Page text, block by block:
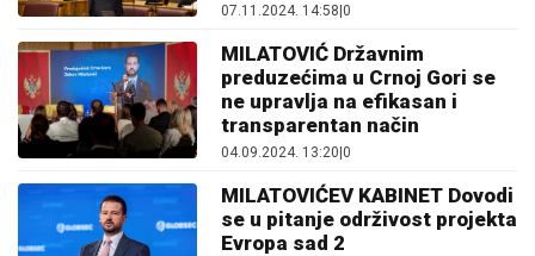
07.11.2024. 14:58 0
MILATOVIĆ Državnim
preduzećima u Crnoj Gori se
ne upravlja na efikasan i
transparentan način
04.09.2024. 13:20|0
MILATOVIĆEV KABINET Dovodi
se u pitanje održivost projekta
Evropa sad 2